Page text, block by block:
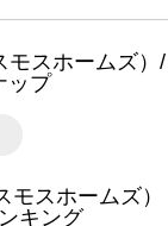
モスホームズ）/
ップ
スホームズ）
キング